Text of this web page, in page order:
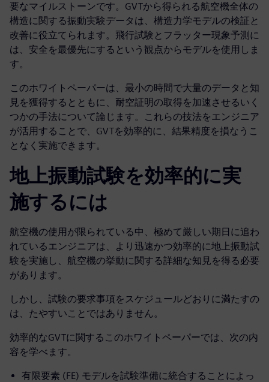
要なマイルストーンです。GVTから得られる航空機全体の
構造に関する振動実験データは、構造力学モデルの検証と
改善に役立てられます。飛行試験とフラッター現象予測に
は、安全を最優先にするという観点からモデルを使用しま
す。
このホワイトペーパーは、最小の時間で大量のデータと知
見を獲得するとともに、耐空証明の取得を加速させるいく
つかの手法について論じます。これらの技法をエンジニア
が活用することで、GVTを効率的に、結果精度を損なうこ
となく実施できます。
地上振動試験を効率的に実
施するには
航空機の使用が限られている中、極めて厳しい期日に追わ
れているエンジニアは、より迅速かつ効率的に地上振動試
験を実施し、航空機の挙動に関する詳細な知見を得る必要
があります。
しかし、試験の要求事項をスケジュールどおりに満たすの
は、たやすいことではありません。
効率的なGVTに関するこのホワイトペーパーでは、次の内
容を学べます。
有限要素 (FE) モデルを試験準備に統合することによっ